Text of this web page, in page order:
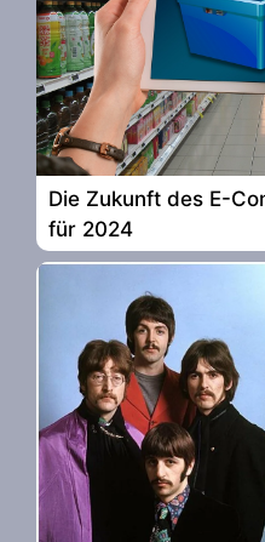
Die Zukunft des E-
für 2024